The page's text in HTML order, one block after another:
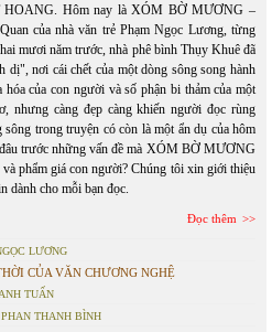
HOANG. Hôm nay là XÓM BỜ MƯƠNG –
của nhà văn trẻ Phạm Ngọc Lương, từng
mươi năm trước, nhà phê bình Thụy Khuê đã
dị", nơi cái chết của một dòng sông song hành
của con người và số phận bi thảm của một
nhưng càng đẹp càng khiến người đọc rùng
trong truyện có còn là một ẩn dụ của hôm
trước những vấn đề mà XÓM BỜ MƯƠNG
phẩm giá con người? Chúng tôi xin giới thiệu
dành cho mỗi bạn đọc.
Đọc thêm
LƯƠNG
CỦA VĂN CHƯƠNG NGHỆ
TUẤN
PHAN THANH BÌNH